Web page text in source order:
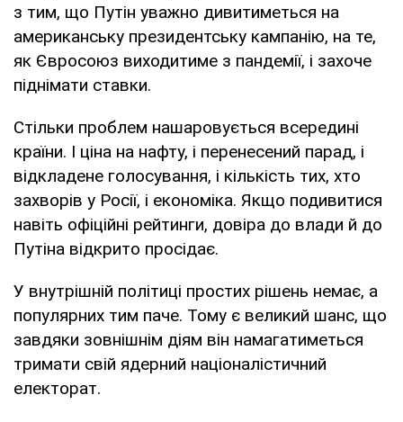
з тим, що Путін уважно дивитиметься на
американську президентську кампанію, на те,
як Євросоюз виходитиме з пандемії, і захоче
піднімати ставки.
Стільки проблем нашаровується всередині
країни. І ціна на нафту, і перенесений парад, і
відкладене голосування, і кількість тих, хто
захворів у Росії, і економіка. Якщо подивитися
навіть офіційні рейтинги, довіра до влади й до
Путіна відкрито просідає.
У внутрішній політиці простих рішень немає, а
популярних тим паче. Тому є великий шанс, що
завдяки зовнішнім діям він намагатиметься
тримати свій ядерний націоналістичний
електорат.